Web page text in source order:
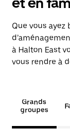
Que vous ayez
à Halton East
vous rendre à
Grands
groupes